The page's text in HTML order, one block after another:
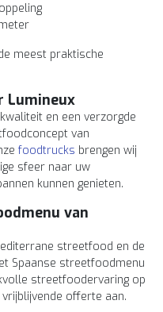
meest praktische
Lumineux
en een verzorgde
van
foodtrucks brengen wij
sfeer naar uw
kunnen genieten.
van
streetfood en de
Spaanse streetfoodmenu
streetfoodervaring op
offerte aan.